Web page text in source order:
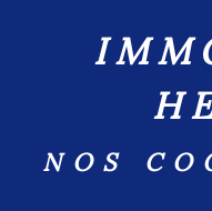
IMMOBILIER
NOS